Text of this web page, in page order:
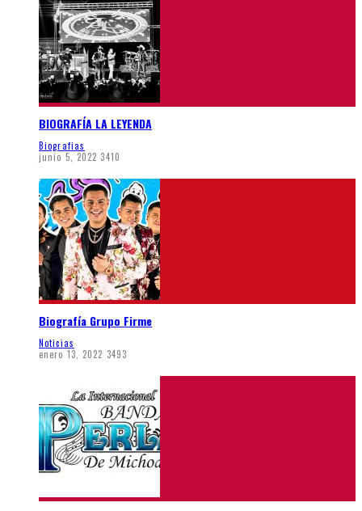
BIOGRAFÍA LA LEYENDA
Biografias
junio 5, 2022 3410
Biografía Grupo Firme
Noticias
enero 13, 2022 3493